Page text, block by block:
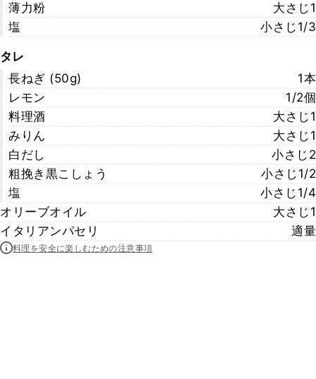
薄力粉
大さじ1
塩
小さじ1/3
タレ
長ねぎ (50g)
1本
レモン
1/2個
料理酒
大さじ1
みりん
大さじ1
白だし
小さじ2
粗挽き黒こしょう
小さじ1/2
塩
小さじ1/4
オリーブオイル
大さじ1
イタリアンパセリ
適量
料理を安全に楽しむための注意事項